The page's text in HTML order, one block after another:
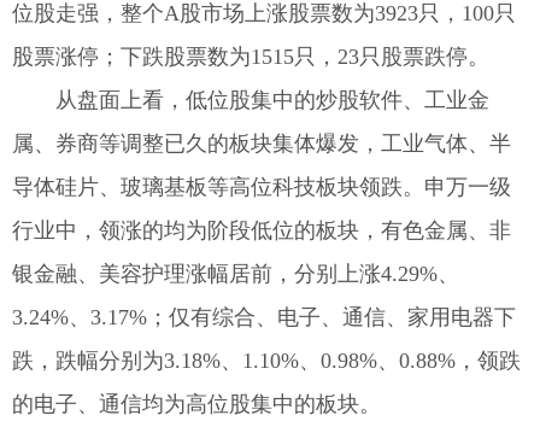
位股走强，整个A股市场上涨股票数为3923只，100只
股票涨停；下跌股票数为1515只，23只股票跌停。
从盘面上看，低位股集中的炒股软件、工业金
属、券商等调整已久的板块集体爆发，工业气体、半
导体硅片、玻璃基板等高位科技板块领跌。申万一级
行业中，领涨的均为阶段低位的板块，有色金属、非
银金融、美容护理涨幅居前，分别上涨4.29%、
3.24%、3.17%；仅有综合、电子、通信、家用电器下
跌，跌幅分别为3.18%、1.10%、0.98%、0.88%，领跌
的电子、通信均为高位股集中的板块。